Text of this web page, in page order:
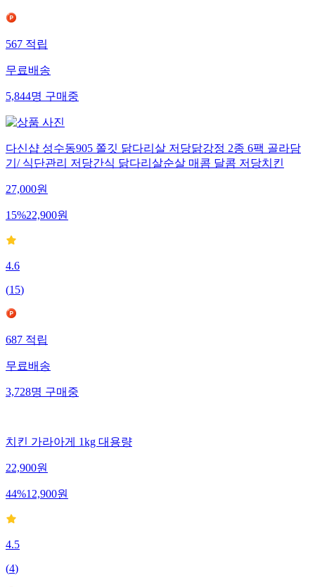
567 적립
무료배송
5,844명 구매중
다신샵 성수동905 쫄깃 닭다리살 저당닭강정 2종 6팩 골라담
기/ 식단관리 저당간식 닭다리살순살 매콤 달콤 저당치킨
27,000원
15%22,900원
4.6
(15)
687 적립
무료배송
3,728명 구매중
치킨 가라아게 1kg 대용량
22,900원
44%12,900원
4.5
(4)